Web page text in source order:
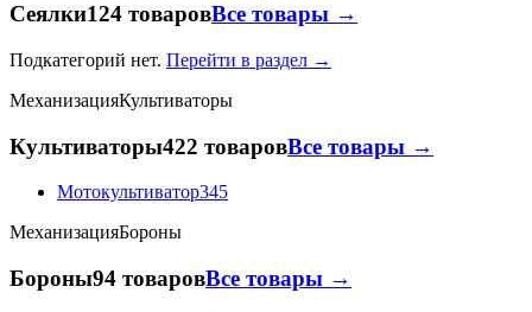
Сеялки124 товаровВсе товары →
Подкатегорий нет. Перейти в раздел →
МеханизацияКультиваторы
Культиваторы422 товаровВсе товары →
Мотокультиватор345
МеханизацияБороны
Бороны94 товаровВсе товары →